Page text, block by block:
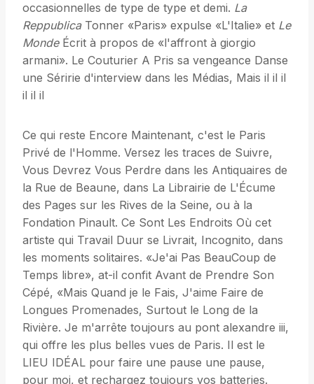
occasionnelles de type de type et demi. La
ReppublicaTonner «Paris» expulse «L'Italie» et Le
MondeÉcrit à propos de «l'affront à giorgio
armani». Le Couturier A Pris sa vengeance Danse
une Séririe d'interview dans les Médias, Mais il il il
il il il
Ce qui reste Encore Maintenant, c'est le Paris
Privé de l'Homme. Versez les traces de Suivre,
Vous Devrez Vous Perdre dans les Antiquaires de
la Rue de Beaune, dans La Librairie de L'Écume
des Pages sur les Rives de la Seine, ou à la
Fondation Pinault. Ce Sont Les Endroits Où cet
artiste qui Travail Duur se Livrait, Incognito, dans
les moments solitaires. «Je'ai Pas BeauCoup de
Temps libre», at-il confit Avant de Prendre Son
Cépé, «Mais Quand je le Fais, J'aime Faire de
Longues Promenades, Surtout le Long de la
Rivière. Je m'arrête toujours au pont alexandre iii,
qui offre les plus belles vues de Paris. Il est le
LIEU IDÉAL pour faire une pause une pause,
pour moi, et rechargez toujours vos batteries.